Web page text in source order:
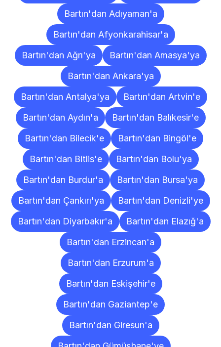
Bartın'dan Adıyaman'a
Bartın'dan Afyonkarahisar'a
Bartın'dan Ağrı'ya
Bartın'dan Amasya'ya
Bartın'dan Ankara'ya
Bartın'dan Antalya'ya
Bartın'dan Artvin'e
Bartın'dan Aydın'a
Bartın'dan Balıkesir'e
Bartın'dan Bilecik'e
Bartın'dan Bingöl'e
Bartın'dan Bitlis'e
Bartın'dan Bolu'ya
Bartın'dan Burdur'a
Bartın'dan Bursa'ya
Bartın'dan Çankırı'ya
Bartın'dan Denizli'ye
Bartın'dan Diyarbakır'a
Bartın'dan Elazığ'a
Bartın'dan Erzincan'a
Bartın'dan Erzurum'a
Bartın'dan Eskişehir'e
Bartın'dan Gaziantep'e
Bartın'dan Giresun'a